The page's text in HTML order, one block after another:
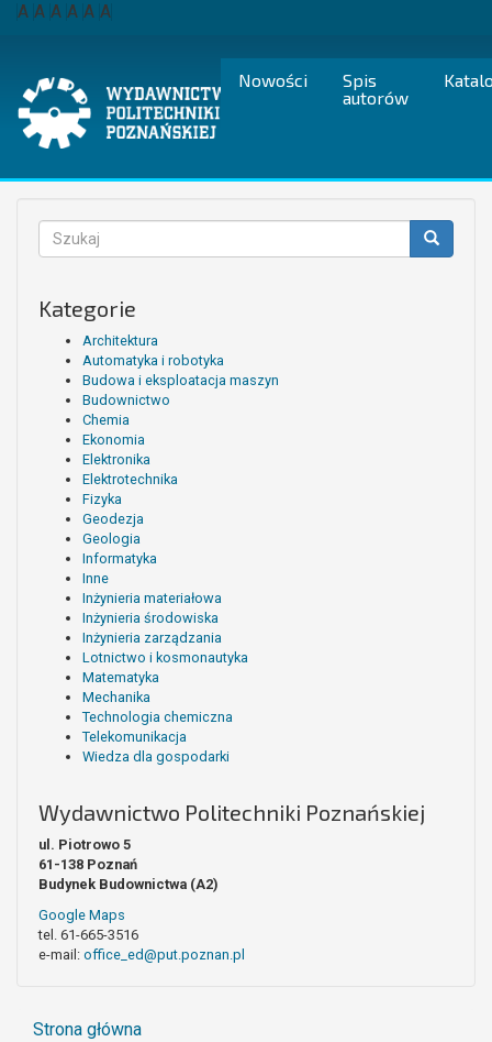
Przejdź
A A A A A A
Nowości
Spis
autorów
Formularz
wyszukiwania
Kategorie
Architektura
Automatyka i robotyka
Budowa i eksploatacja maszyn
Budownictwo
Chemia
Ekonomia
Elektronika
Elektrotechnika
Fizyka
Geodezja
Geologia
Informatyka
Inne
Inżynieria materiałowa
Inżynieria środowiska
Inżynieria zarządzania
Lotnictwo i kosmonautyka
Matematyka
Mechanika
Technologia chemiczna
Telekomunikacja
Wiedza dla gospodarki
Wydawnictwo Politechniki Poznańskiej
ul. Piotrowo 5
61-138 Poznań
Budynek Budownictwa (A2)
Google Maps
tel. 61-665-3516
e-mail: office_ed@put.poznan.pl
Strona główna